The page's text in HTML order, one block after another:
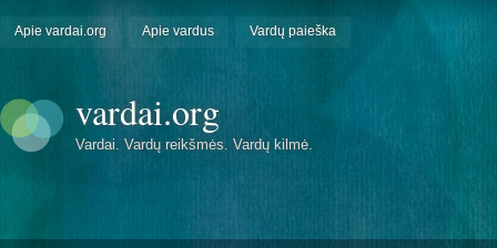
Apie vardai.org Apie vardus Vardų paieška
vardai.org
Vardai. Vardų reikšmės. Vardų kilmė.